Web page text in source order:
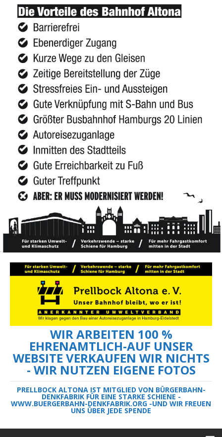
WIR ARBEITEN 100 %
EHRENAMTLICH-AUF UNSER
WEBSITE VERKAUFEN WIR NICHTS
- WIR NUTZEN EIGENE FOTOS
PRELLBOCK ALTONA IST MITGLIED VON BÜRGERBAHN-
DENKFABRIK FÜR EINE STARKE SCHIENE -
WWW.BUERGERBAHN-DENKFABRIK.ORG -UND WIR FREUEN
UNS ÜBER JEDE SPENDE